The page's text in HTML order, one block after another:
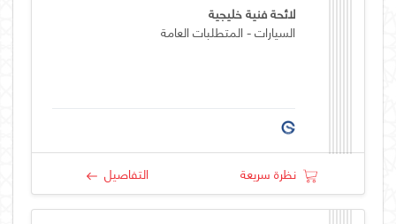
لائحة فنية خليجية
السيارات - المتطلبات العامة
نظرة سريعة التفاصيل